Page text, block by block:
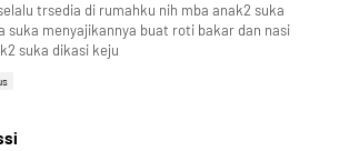
trsedia di rumahku nih mba anak2 suka
suka menyajikannya buat roti bakar dan nasi
suka dikasi keju